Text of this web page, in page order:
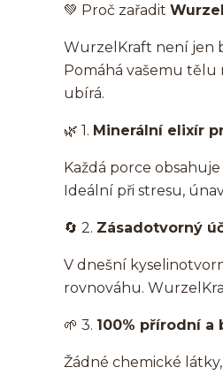
💚 Proč zařadit
WurzelKraft není jen
Pomáhá vašemu
ubírá.
🌿 1. Minerální elixír
Každá porce
Ideální při stresu,
🔄 2. Zásadotvorný
V dnešní
rovnováhu.
🌱 3. 100% přírodní a
Žádné chemické